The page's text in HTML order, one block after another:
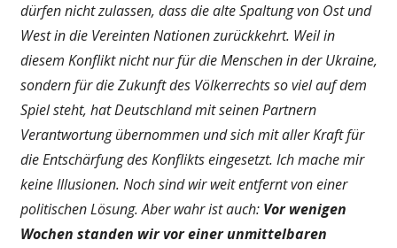
dürfen nicht zulassen, dass die alte Spaltung von Ost und
West in die Vereinten Nationen zurückkehrt. Weil in
diesem Konflikt nicht nur für die Menschen in der Ukraine,
sondern für die Zukunft des Völkerrechts so viel auf dem
Spiel steht, hat Deutschland mit seinen Partnern
Verantwortung übernommen und sich mit aller Kraft für
die Entschärfung des Konflikts eingesetzt. Ich mache mir
keine Illusionen. Noch sind wir weit entfernt von einer
politischen Lösung. Aber wahr ist auch: Vor wenigen
Wochen standen wir vor einer unmittelbaren